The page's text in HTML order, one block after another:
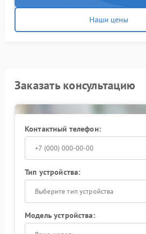
Наши цены
Заказать консультацию
Контактный телефон:
Тип устройства:
Выберите тип устройства
Модель устройства: